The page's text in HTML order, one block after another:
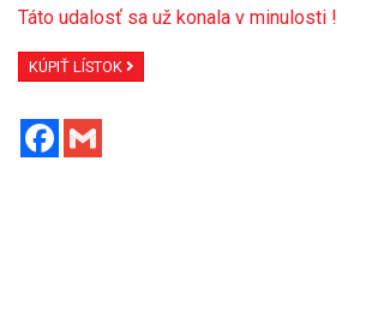
Táto udalosť sa už konala v minulosti !
KÚPIŤ LÍSTOK
Facebook